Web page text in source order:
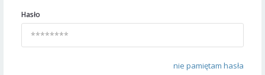
Hasło
nie pamiętam hasła